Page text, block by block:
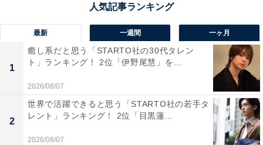
最新 一週間 一ヶ月
1
癒し系だと思う「STARTO社の30代タレン
ト」ランキング！ 2位「伊野尾慧」を...
2026/08/07
2
世界で活躍できると思う「STARTO社の若手タ
レント」ランキング！ 2位「目黒蓮...
2026/08/07